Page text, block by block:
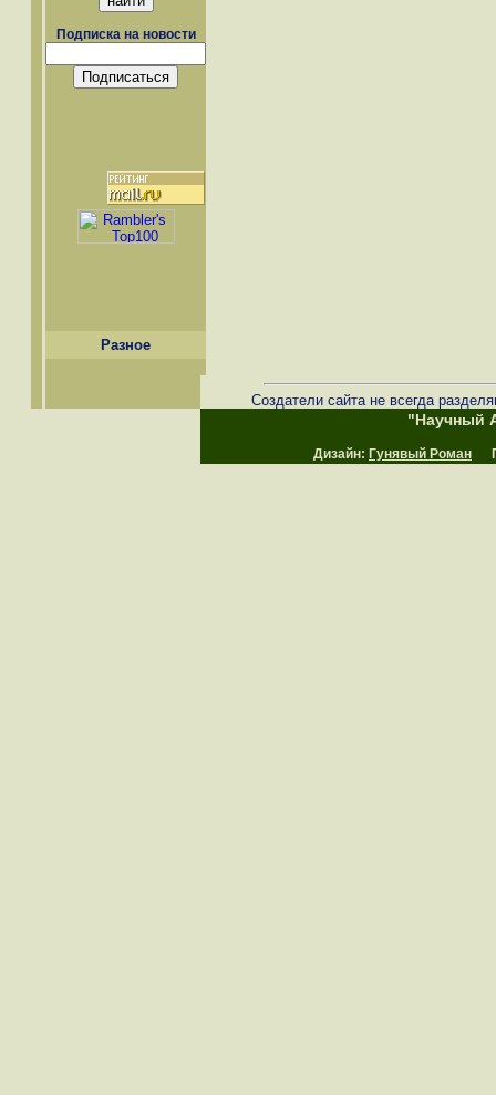
Подписка на новости
Разное
Создатели сайта не всегда
"Научный
Дизайн: Гунявый Роман